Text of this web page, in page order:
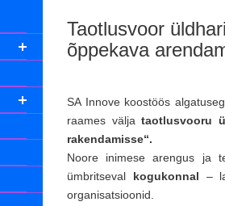
Taotlusvoor
õppekava
SA Innove koostöös
raames väljataotlusvooru
rakendamisse“.
Noore inimese arengus ja
ümbritseval kogukonnal –
organisatsioonid.